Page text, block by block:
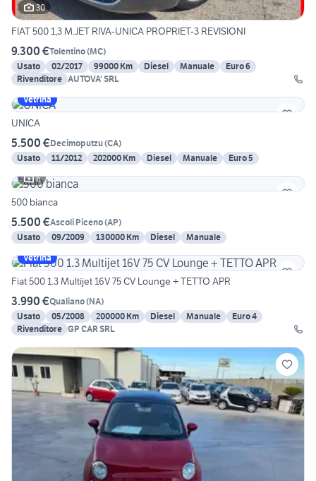
30
FIAT 500 1,3 M.JET RIVA-UNICA PROPRIET-3 REVISIONI
9.300 €Tolentino(MC)
Usato
02/2017 99000 Km Diesel Manuale
Euro 6
Rivenditore AUTOVA' SRL
Vetrina
UNICA
5.500 €Decimoputzu(CA)
Usato
11/2012 202000 Km Diesel Manuale
Euro 5
6
500 bianca
5.500 €Ascoli Piceno(AP)
Usato
09/2009 130000 Km Diesel
Manuale
Vetrina
Fiat 500 1.3 Multijet 16V 75 CV Lounge + TETTO APR
3.990 €Qualiano(NA)
Usato
05/2008 200000 Km Diesel Manuale
Euro 4
Rivenditore GP CAR SRL